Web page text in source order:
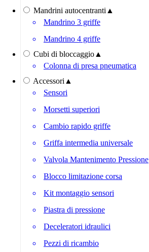
Mandrini autocentranti ▲
Mandrino 3 griffe
Mandrino 4 griffe
Cubi di bloccaggio ▲
Colonna di presa pneumatica
Accessori ▲
Sensori
Morsetti superiori
Cambio rapido griffe
Griffa intermedia universale
Valvola Mantenimento Pressione
Blocco limitazione corsa
Kit montaggio sensori
Piastra di pressione
Deceleratori idraulici
Pezzi di ricambio